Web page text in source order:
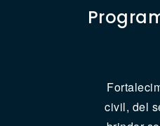
civil, del